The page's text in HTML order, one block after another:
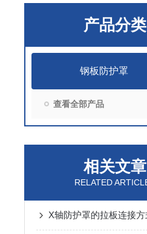
产品分类
钢板防护罩
查看全部产品
相关文章
RELATED